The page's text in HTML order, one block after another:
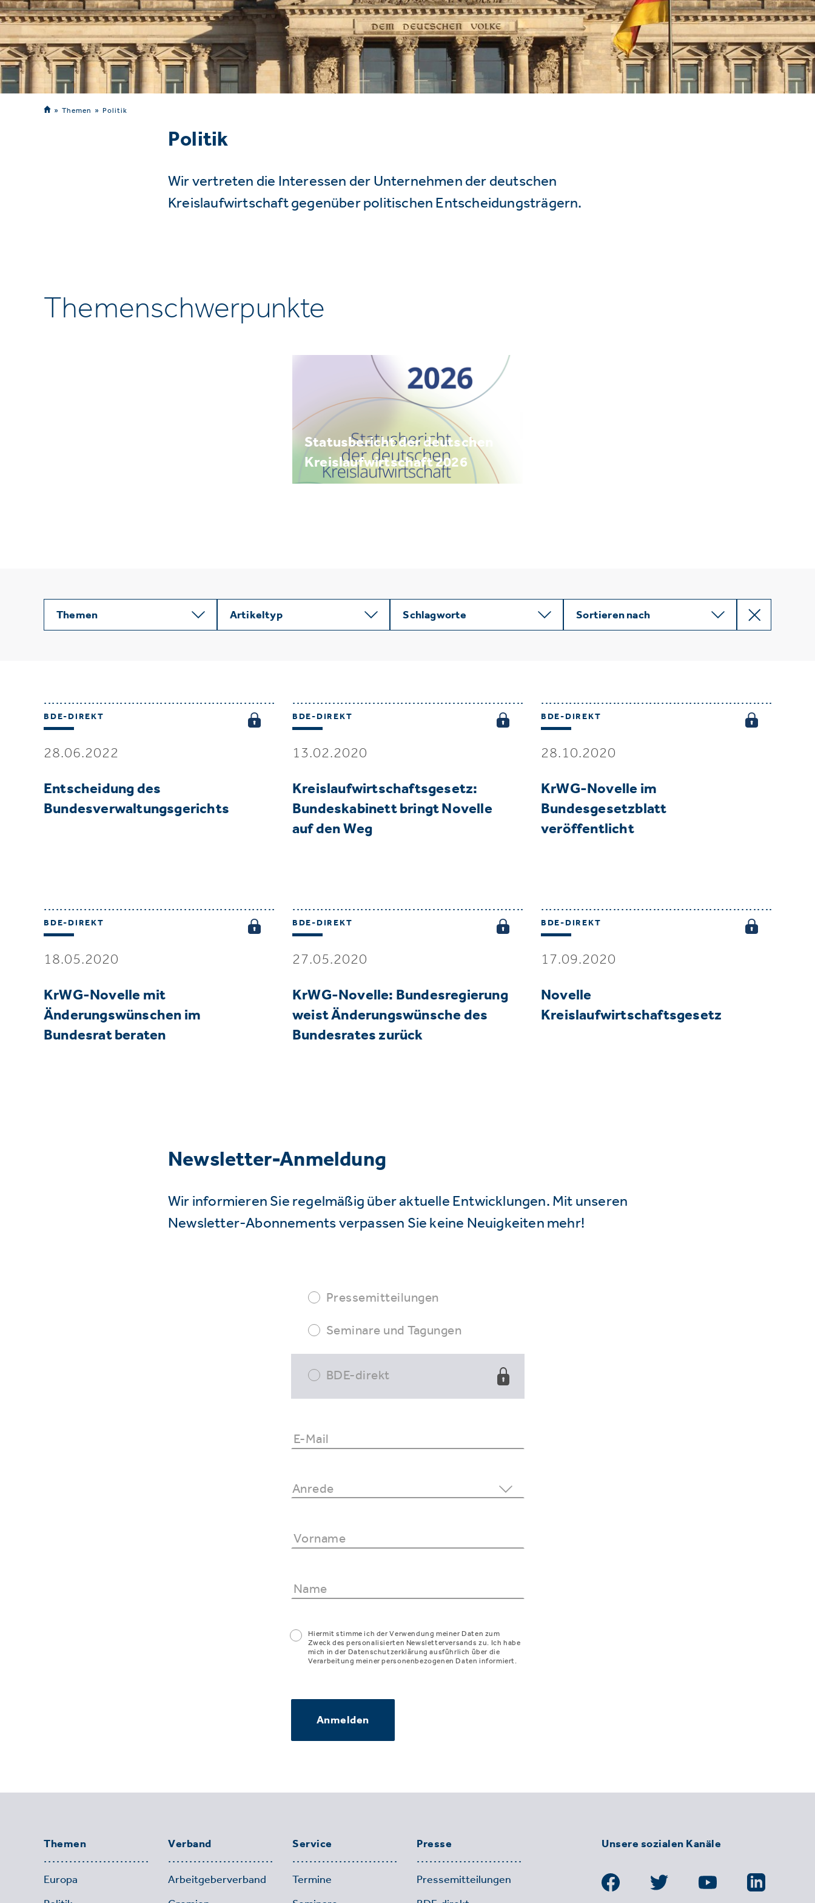
Themen Politik
Politik
Wir vertreten die Interessen der Unternehmen der deutschen
Kreislaufwirtschaft gegenüber politischen Entscheidungsträgern.
Themenschwerpunkte
Statusbericht der deutschen
Kreislaufwirtschaft 2026
Themen Artikeltyp Schlagworte Sortieren nach
BDE-DIREKT
28.06.2022
Entscheidung des
Bundesverwaltungsgerichts
BDE-DIREKT
13.02.2020
Kreislaufwirtschaftsgesetz:
Bundeskabinett bringt Novelle
auf den Weg
BDE-DIREKT
28.10.2020
KrWG-Novelle im
Bundesgesetzblatt
veröffentlicht
BDE-DIREKT
18.05.2020
KrWG-Novelle mit
Änderungswünschen im
Bundesrat beraten
BDE-DIREKT
27.05.2020
KrWG-Novelle: Bundesregierung
weist Änderungswünsche des
Bundesrates zurück
BDE-DIREKT
17.09.2020
Novelle
Kreislaufwirtschaftsgesetz
Newsletter-Anmeldung
Wir informieren Sie regelmäßig über aktuelle Entwicklungen. Mit unseren
Newsletter-Abonnements verpassen Sie keine Neuigkeiten mehr!
Pressemitteilungen
Seminare und Tagungen
BDE-direkt
Hiermit stimme ich der Verwendung meiner Daten zum
Zweck des personalisierten Newsletterversands zu. Ich habe
mich in der Datenschutzerklärung ausführlich über die
Verarbeitung meiner personenbezogenen Daten informiert.
Anmelden
Themen
Europa
Verband
Arbeitgeberverband
Service
Termine
Presse
Pressemitteilungen
Unsere sozialen Kanäle